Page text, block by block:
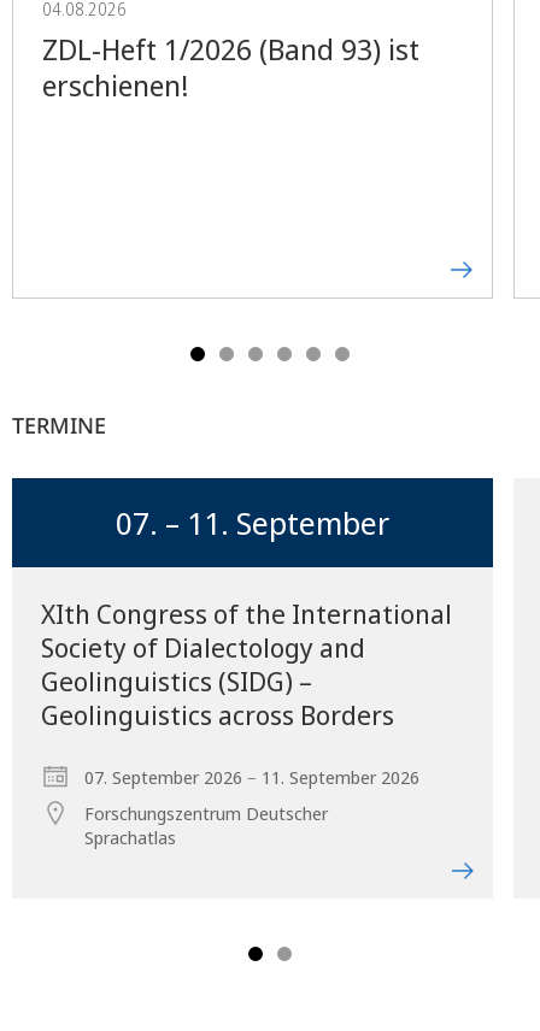
04.08.2026
ZDL-Heft 1/2026 (Band 93) ist
erschienen!
TERMINE
07. – 11. September
XIth Congress of the International
Society of Dialectology and
Geolinguistics (SIDG) –
Geolinguistics across Borders
07. September 2026 – 11. September 2026
Forschungszentrum Deutscher
Sprachatlas